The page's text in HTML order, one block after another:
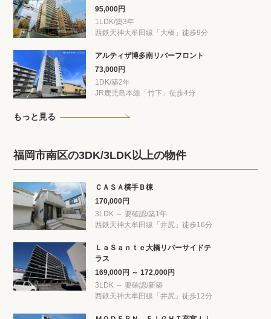
95,000円
1LDK/築3年
西鉄天神大牟田線「大橋」徒歩9分
アルティザ博多南リバーフロント
73,000円
1DK/築2年
JR鹿児島本線「竹下」徒歩4分
もっと見る
福岡市南区の3DK/3LDK以上の物件
ＣＡＳＡ横手Ｂ棟
170,000円
3LDK ～ 要確認/築1年
西鉄天神大牟田線「井尻」徒歩16分
ＬａＳａｎｔｅ大橋リバーサイドテ
ラス
169,000円 ～ 172,000円
3LDK ～ 要確認/新築
西鉄天神大牟田線「井尻」徒歩12分